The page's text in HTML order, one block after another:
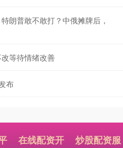
朗普敢不敢打？中俄摊牌后，
等待情绪改善
布
在线配资开
炒股配资服